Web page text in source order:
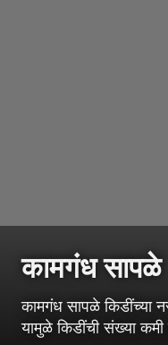
कामगंध सापळे
कामगंध सापळे किडींच्या
यामुळे किडींची संख्या